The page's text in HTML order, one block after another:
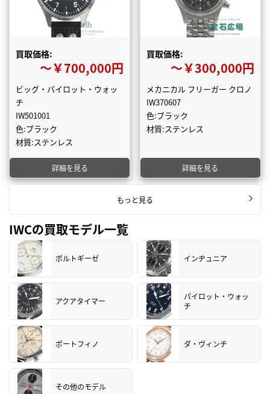
買取価格:
〜￥700,000円
ビッグ・パイロット・ウォッ
チ
IW501001
色:ブラック
材質:ステンレス
詳細を見る
買取価格:
〜￥300,000円
メカニカル フリーガー クロノ
IW370607
色:ブラック
材質:ステンレス
詳細を見る
もっと見る
IWCの買取モデル一覧
ポルトギーゼ インヂュニア
アクアタイマー
パイロット・ウォッ
チ
ポートフィノ ダ・ヴィンチ
その他のモデル